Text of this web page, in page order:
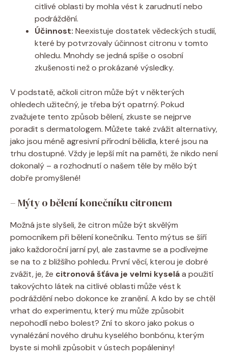
citlivé oblasti by mohla vést k zarudnutí nebo
podráždění.
Účinnost: Neexistuje dostatek vědeckých studií,
které by potvrzovaly účinnost citronu v tomto
ohledu. Mnohdy se jedná spíše o osobní
zkušenosti než o prokázané výsledky.
V podstatě, ačkoli citron může být v některých
ohledech užitečný, je třeba být opatrný. Pokud
zvažujete tento způsob bělení, zkuste se nejprve
poradit s dermatologem. Můžete také zvážit alternativy,
jako jsou méně agresivní přírodní bělidla, které jsou na
trhu dostupné. Vždy je lepší mít na paměti, že nikdo není
dokonalý – a rozhodnutí o našem těle by mělo být
dobře promyšlené!
– Mýty o bělení konečníku citronem
Možná jste slyšeli, že citron může být skvělým
pomocníkem při bělení konečníku. Tento mýtus se šíří
jako každoroční jarní pyl, ale zastavme se a podívejme
se na to z bližšího pohledu. První věcí, kterou je dobré
zvážit, je, že citronová šťáva je velmi kyseláa použití
takovýchto látek na citlivé oblasti může vést k
podráždění nebo dokonce ke zranění. A kdo by se chtěl
vrhat do experimentu, který mu může způsobit
nepohodlí nebo bolest? Zní to skoro jako pokus o
vynalézání nového druhu kyselého bonbónu, kterým
byste si mohli způsobit v ústech popáleniny!